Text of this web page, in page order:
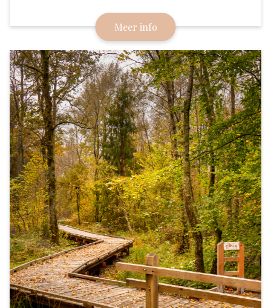
van Frankrijk, is een populaire bestemming voor
Nederlanders.
Meer info